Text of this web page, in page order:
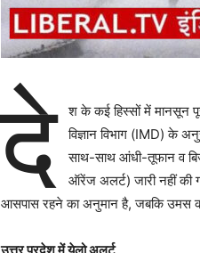
दे
श के कई हिस्सों में मानसून
विज्ञान विभाग (IMD) के
साथ-साथ आंधी-तूफान व
ऑरेंज अलर्ट) जारी नहीं की
आसपास रहने का अनुमान है, जबकि उमस